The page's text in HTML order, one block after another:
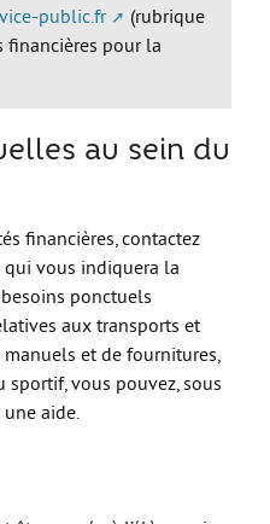
public.fr
(rubrique
financières pour la
au sein du
financières, contactez
vous indiquera la
ponctuels
aux transports et
manuels et de fournitures,
vous pouvez, sous
aide.